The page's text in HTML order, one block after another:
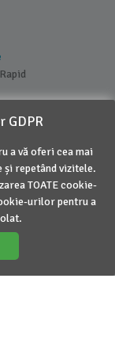
GDPR
a vă oferi cea mai
și repetând vizitele.
TOATE cookie-
urilor pentru a